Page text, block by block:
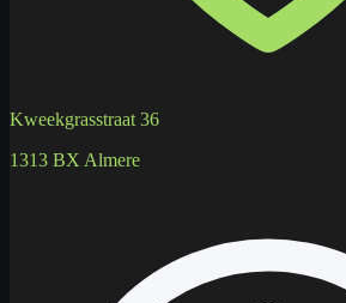
Kweekgrasstraat 36
1313 BX Almere